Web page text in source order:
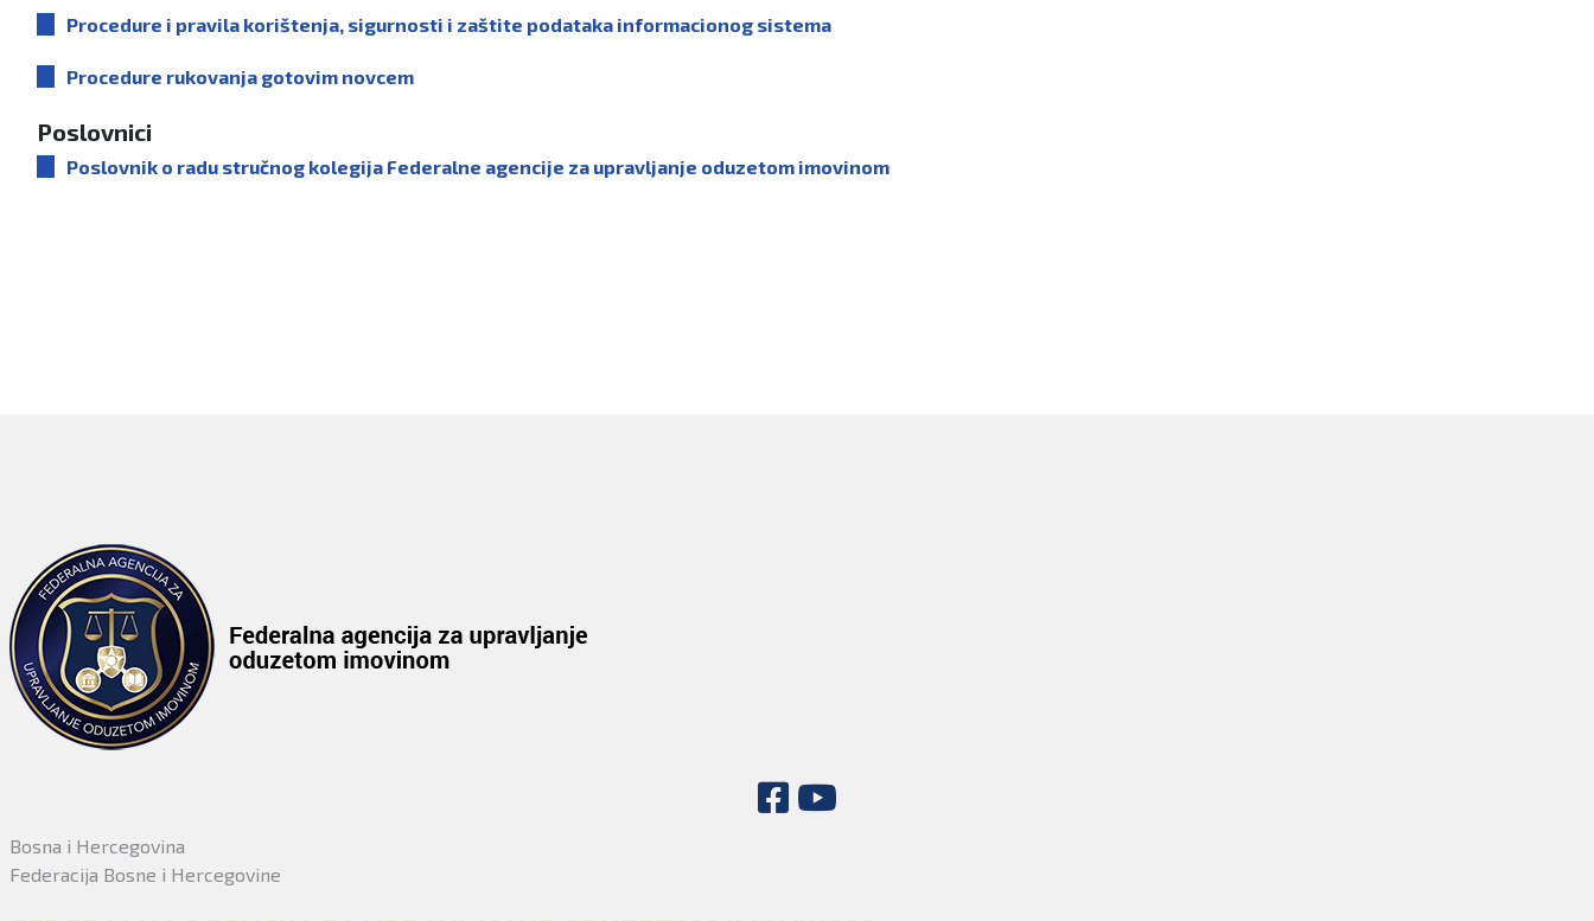
Procedure i pravila korištenja, sigurnosti i zaštite podataka informacionog sistema
Procedure rukovanja gotovim novcem
Poslovnici
Poslovnik o radu stručnog kolegija Federalne agencije za upravljanje oduzetom imovinom
Bosna i Hercegovina
Federacija Bosne i Hercegovine